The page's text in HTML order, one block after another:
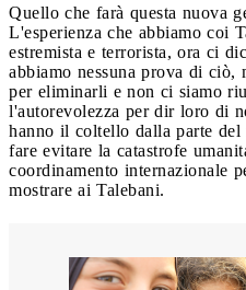
Quello che farà questa nuova
L'esperienza che abbiamo coi
estremista e terrorista, ora ci
abbiamo nessuna prova di
per eliminarli e non ci siamo
l'autorevolezza per dir loro di
hanno il coltello dalla parte
fare evitare la catastrofe
coordinamento internazionale
mostrare ai Talebani.